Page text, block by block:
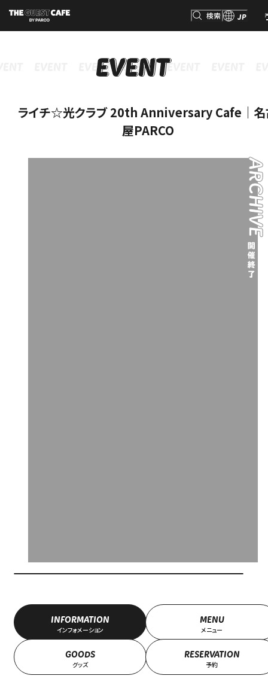
検索 JP
検索
INFORMATION RESERVATION
ライチ☆光クラブ 20th Anniversary Cafe｜
屋PARCO
INFORMATION
インフォメーション
MENU
メニュー
GOODS
グッズ
RESERVATION
予約